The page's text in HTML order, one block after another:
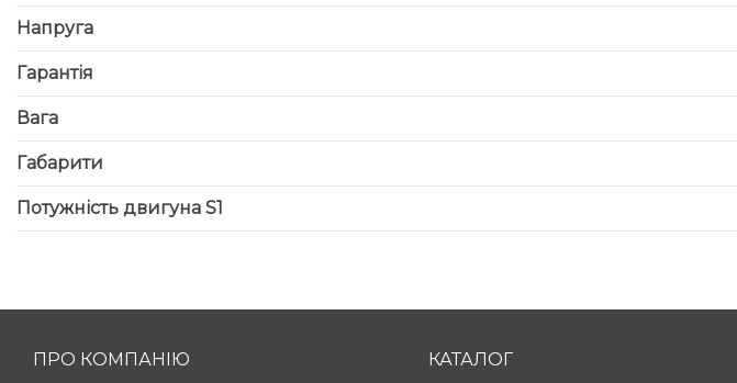
Напруга
Гарантія
Вага
Габарити
Потужність двигуна S1
ПРО КОМПАНІЮ
КАТАЛОГ